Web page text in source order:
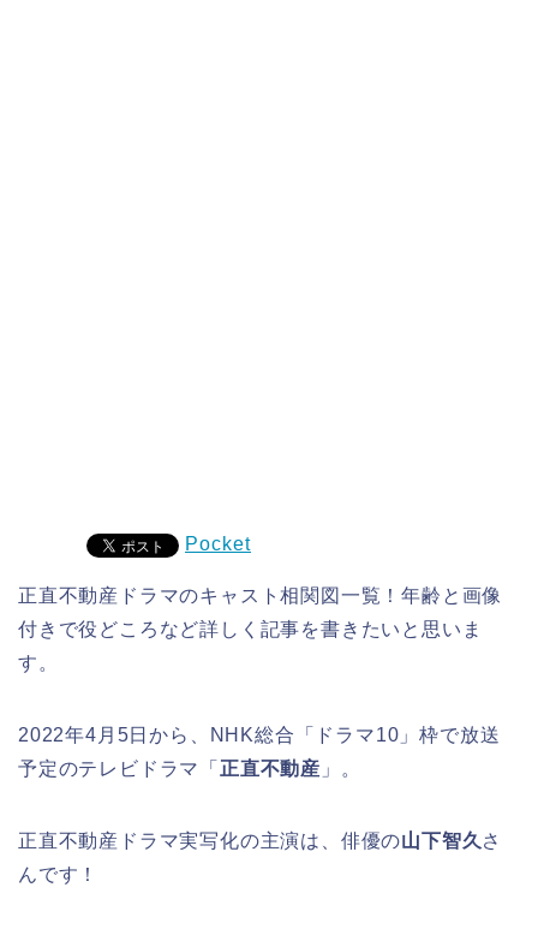
Pocket
正直不動産ドラマのキャスト相関図一覧！年齢と画像
付きで役どころなど詳しく記事を書きたいと思いま
す。
2022年4月5日から、NHK総合「ドラマ10」枠で放送
予定のテレビドラマ「 正直不動産 」。
正直不動産ドラマ実写化の主演は、俳優の山下智久 さ
んです！